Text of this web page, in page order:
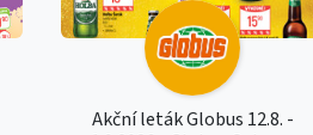
Akční leták Globus 12.8. -